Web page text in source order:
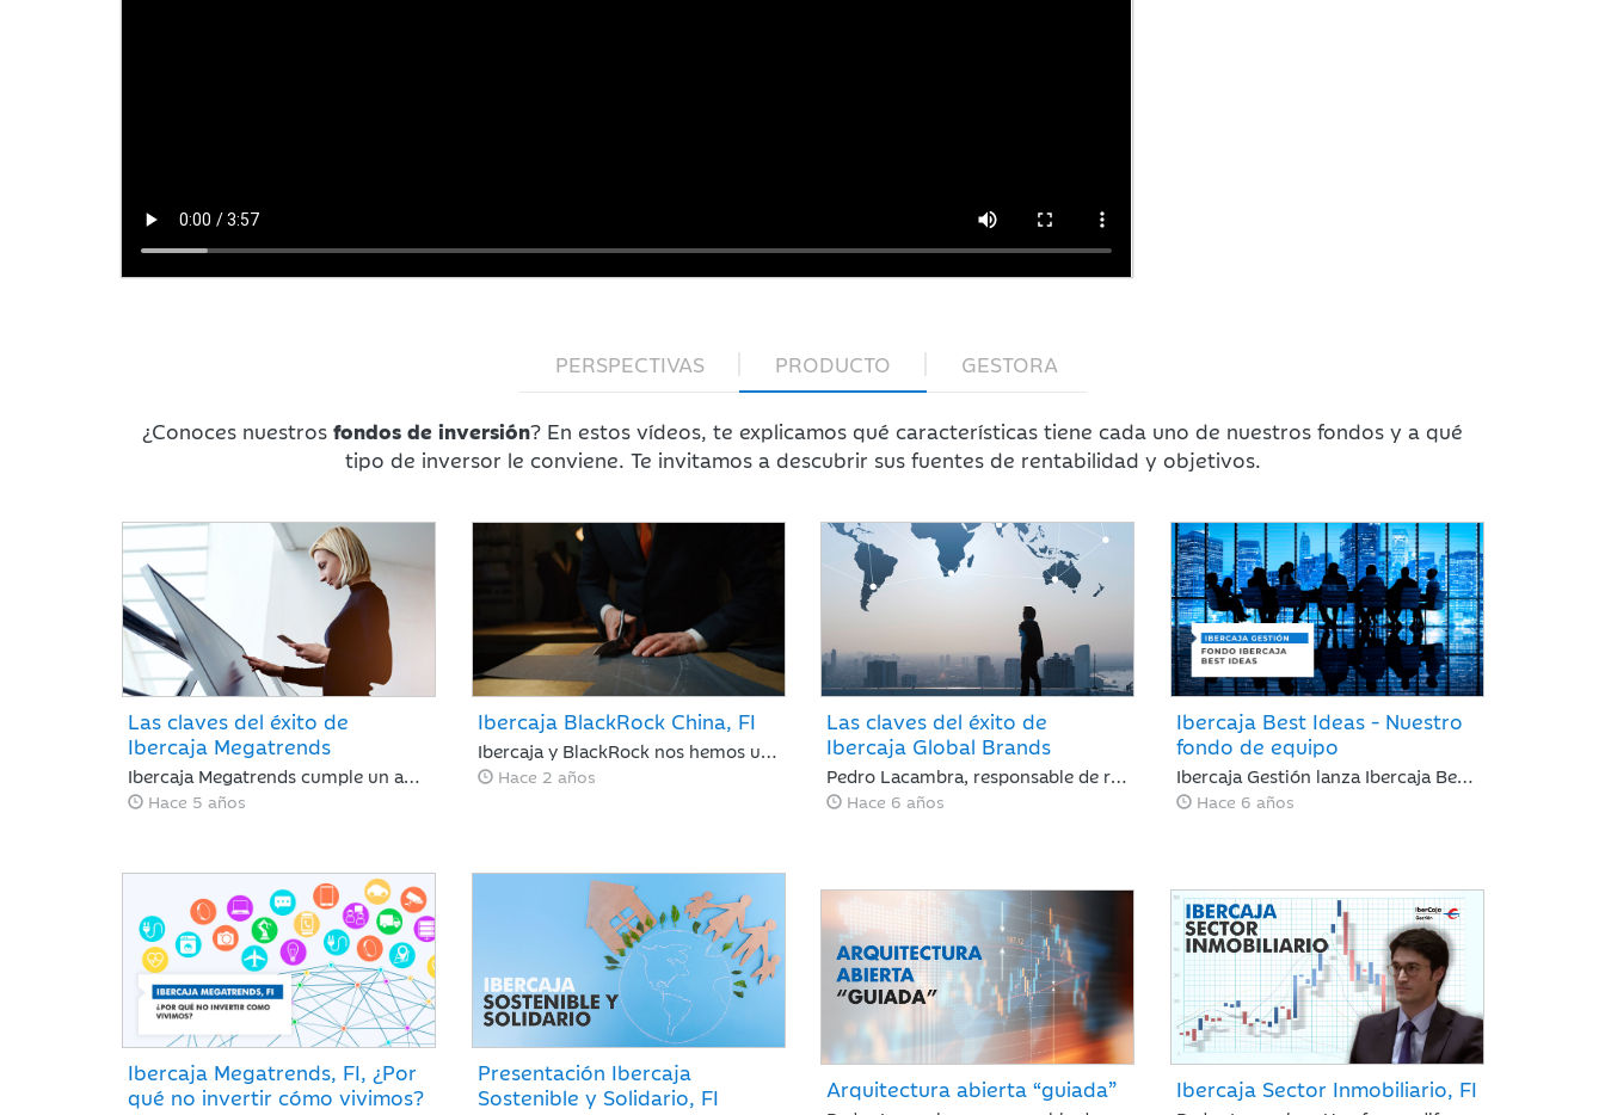
PERSPECTIVAS PRODUCTO GESTORA
¿Conoces nuestros fondos de inversión? En estos vídeos, te explicamos qué características tiene cada uno de nuestros fondos y a qué
tipo de inversor le conviene. Te invitamos a descubrir sus fuentes de rentabilidad y objetivos.
Las claves del éxito de
Ibercaja Megatrends
Ibercaja Megatrends cumple un año desde su lanzamiento acumulando importantes revalorizaciones positivas que le colocan entre los fondos más rentables de los últimos 12 meses. Miriam Fernández, Responsable de ASG en Ibercaja Gestión y gestora de Ibercaja Megatrends, repasa el posicionamiento de la cartera y nos comenta como puede comportarse el fondo en un panorama incierto como el actual.
Hace 5 años
Ibercaja BlackRock China, FI
Ibercaja y BlackRock nos hemos unido para crear una oportunidad de inversión gracias a la solvencia y exigencia del mayor gestor del mundo de este tipo de activos con soluciones a medida y adecuadas a cada perfil de cliente.
Hace 2 años
Las claves del éxito de
Ibercaja Global Brands
Pedro Lacambra, responsable de renta variable y gestor del fondo, explica la filosofía de inversión del fondo y las principales posiciones en cartera
Hace 6 años
Ibercaja Best Ideas - Nuestro
fondo de equipo
Ibercaja Gestión lanza Ibercaja Best Ideas, un fondo de renta variable basado en las mejores ideas que se generen dentro del Comité de Inversiones de la Gestora.
Hace 6 años
Ibercaja Megatrends, FI, ¿Por
qué no invertir cómo vivimos?
Presentación Ibercaja
Sostenible y Solidario, FI
Arquitectura abierta “guiada” Ibercaja Sector Inmobiliario, FI